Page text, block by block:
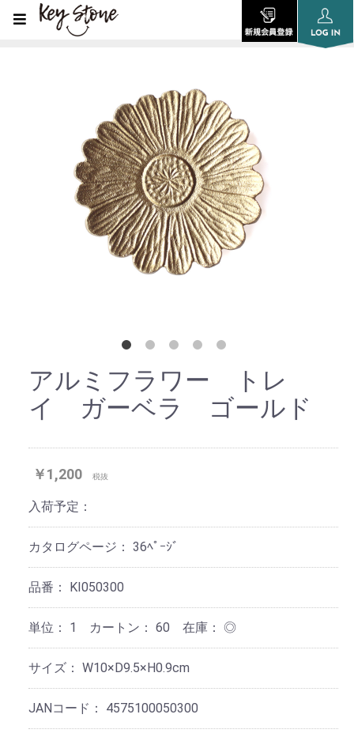
アルミフラワー トレ
イ ガーベラ ゴールド
￥1,200 税抜
入荷予定：
カタログページ： 36ﾍﾟｰｼﾞ
品番： KI050300
単位： 1 カートン： 60 在庫： ◎
サイズ： W10×D9.5×H0.9cm
JANコード： 4575100050300